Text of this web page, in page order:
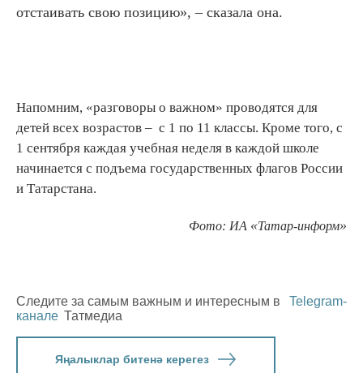
отстаивать свою позицию», – сказала она.
Напомним, «разговоры о важном» проводятся для
детей всех возрастов – с 1 по 11 классы. Кроме того, с
1 сентября каждая учебная неделя в каждой школе
начинается с подъема государственных флагов России
и Татарстана.
Фото: ИА «Татар-информ»
Следите за самым важным и интересным в
Telegram-
канале Татмедиа
Яңалыклар битенә керегез